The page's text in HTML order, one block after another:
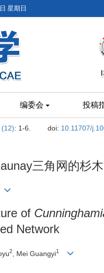
星期日
编委会 投稿
(12): 1-6. doi: 10.11707/
三角网的杉
of
Network
2 , Mei Guangyi1